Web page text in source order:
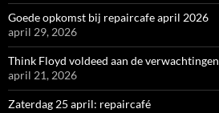
Goede opkomst bij repaircafe april 2026
april 29, 2026
Think Floyd voldeed aan de verwachtingen
april 21, 2026
Zaterdag 25 april: repaircafé